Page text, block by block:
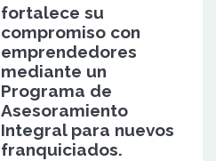
fortalece su
compromiso con
emprendedores
mediante un
Programa de
Asesoramiento
Integral para nuevos
franquiciados.